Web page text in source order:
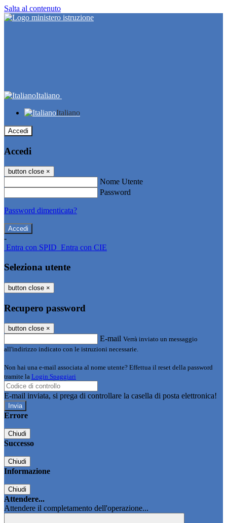
Salta al contenuto
Italiano
Italiano
Accedi
Accedi
button close ×
Nome Utente
Password
Password dimenticata?
-
Entra con SPID Entra con CIE
Seleziona utente
button close ×
Recupero password
button close ×
E-mail Verrà inviato un messaggio
all'indirizzo indicato con le istruzioni necessarie.
Non hai una e-mail associata al nome utente? Effettua il reset della password
tramite la Login Spaggiari
E-mail inviata, si prega di controllare la casella di posta elettronica!
Errore
Chiudi
Successo
Chiudi
Informazione
Chiudi
Attendere...
Attendere il completamento dell'operazione...